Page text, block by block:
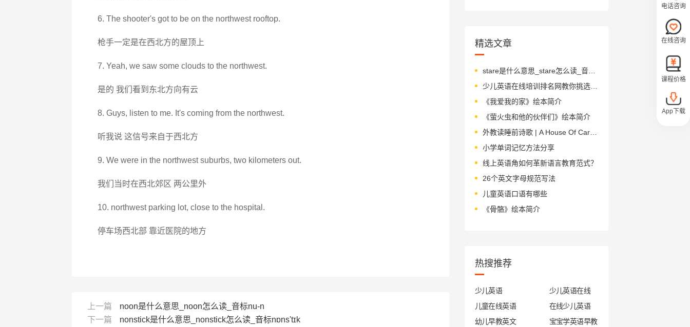
6. The shooter's got to be on the northwest rooftop.
枪手一定是在西北方的屋顶上
7. Yeah, we saw some clouds to the northwest.
是的 我们看到东北方向有云
8. Guys, listen to me. It's coming from the northwest.
听我说 这信号来自于西北方
9. We were in the northwest suburbs, two kilometers out.
我们当时在西北郊区 两公里外
10. northwest parking lot, close to the hospital.
停车场西北部 靠近医院的地方
上一篇
noon是什么意思_noon怎么读_音标nu-n
下一篇
nonstick是什么意思_nonstick怎么读_音标nɒns'tɪk
精选文章
stare是什么意思_stare怎么读_音标steə(r)
少儿英语在线培训排名网教你挑选合适的机构
《我爱我的家》绘本简介
《萤火虫和他的伙伴们》绘本简介
外教读睡前诗歌 | A House Of Cards 纸牌堆成的房子
小学单词记忆方法分享
线上英语角如何革新语言教育范式？
26个英文字母规范写法
儿童英语口语有哪些
《骨骼》绘本简介
热搜推荐
少儿英语
少儿英语在线
儿童在线英语
在线少儿英语
幼儿早教英文
宝宝学英语早教
电话咨询
在线咨询
课程价格
App下载